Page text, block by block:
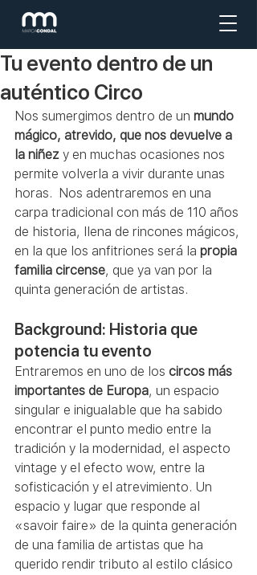
Tu evento dentro de un
auténtico Circo
Nos sumergimos dentro de un mundo
mágico, atrevido, que nos devuelve a
la niñez y en muchas ocasiones nos
permite volverla a vivir durante unas
horas.  Nos adentraremos en una
carpa tradicional con más de 110 años
de historia, llena de rincones mágicos,
en la que los anfitriones será la propia
familia circense, que ya van por la
quinta generación de artistas.
Background: Historia que
potencia tu evento
Entraremos en uno de los circos más
importantes de Europa, un espacio
singular e inigualable que ha sabido
encontrar el punto medio entre la
tradición y la modernidad, el aspecto
vintage y el efecto wow, entre la
sofisticación y el atrevimiento. Un
espacio y lugar que responde al
«savoir faire» de la quinta generación
de una familia de artistas que ha
querido rendir tributo al estilo clásico